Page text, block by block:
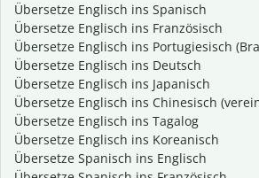
Übersetze Englisch ins Spanisch
Übersetze Englisch ins Französisch
Übersetze Englisch ins Portugiesisch
Übersetze Englisch ins Deutsch
Übersetze Englisch ins Japanisch
Übersetze Englisch ins Chinesisch
Übersetze Englisch ins Tagalog
Übersetze Englisch ins Koreanisch
Übersetze Spanisch ins Englisch